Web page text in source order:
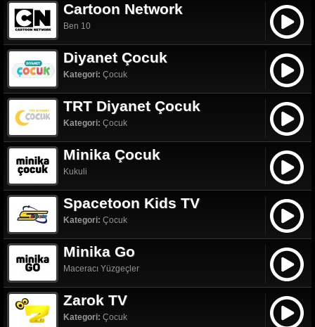
Cartoon Network
Ben 10
Diyanet Çocuk
Kategori: Çocuk
TRT Diyanet Çocuk
Kategori: Çocuk
Minika Çocuk
Kukuli
Spacetoon Kids TV
Kategori: Çocuk
Minika Go
Maceracı Yüzgeçler
Zarok TV
Kategori: Çocuk